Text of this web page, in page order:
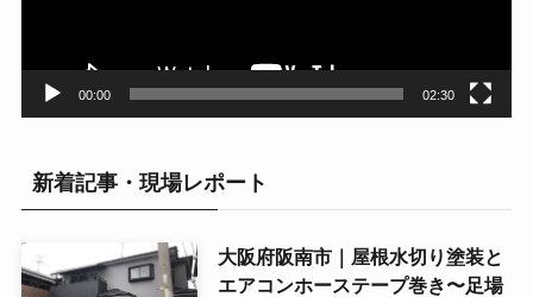
00:00 02:30
新着記事・現場レポート
大阪府阪南市｜屋根水切り塗装と
エアコンホーステープ巻き〜足場